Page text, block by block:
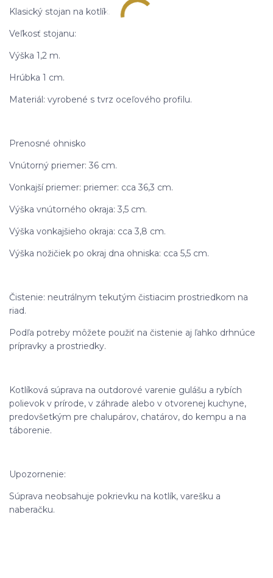
Klasický stojan na kotlík.
Veľkosť stojanu:
Výška 1,2 m.
Hrúbka 1 cm.
Materiál: vyrobené s tvrz oceľového profilu.
Prenosné ohnisko
Vnútorný priemer: 36 cm.
Vonkajší priemer: priemer: cca 36,3 cm.
Výška vnútorného okraja: 3,5 cm.
Výška vonkajšieho okraja: cca 3,8 cm.
Výška nožičiek po okraj dna ohniska: cca 5,5 cm.
Čistenie: neutrálnym tekutým čistiacim prostriedkom na
riad.
Podľa potreby môžete použiť na čistenie aj ľahko drhnúce
prípravky a prostriedky.
Kotlíková súprava na outdorové varenie gulášu a rybích
polievok v prírode, v záhrade alebo v otvorenej kuchyne,
predovšetkým pre chalupárov, chatárov, do kempu a na
táborenie.
Upozornenie:
Súprava neobsahuje pokrievku na kotlík, varešku a
naberačku.